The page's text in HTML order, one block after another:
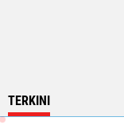
TERKINI